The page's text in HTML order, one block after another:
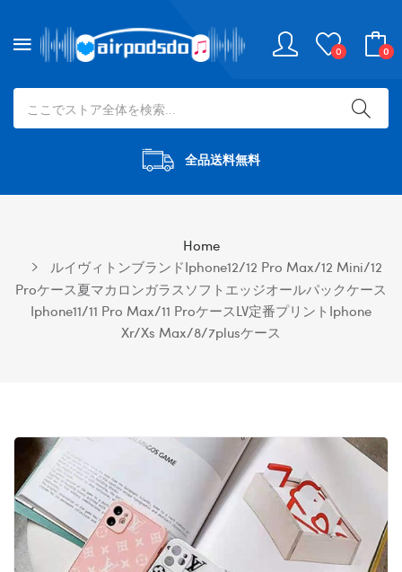
0 0
全品送料無料
Home
ルイヴィトンブランドiphone12/12 Pro Max/12 Mini/12
Proケース夏マカロンガラスソフトエッジオールパックケース
Iphone11/11 Pro Max/11 ProケースLV定番プリントiphone
Xr/xs Max/8/7plusケース